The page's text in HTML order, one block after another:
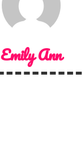
Emily Ann